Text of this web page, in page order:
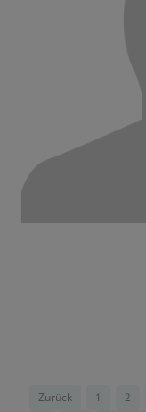
Zurück 1 2